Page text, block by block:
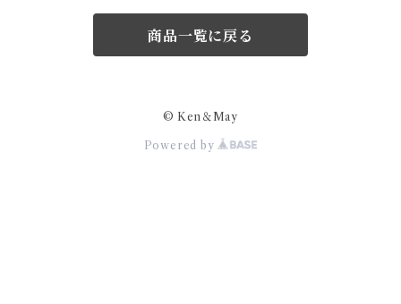
商品一覧に戻る
© Ken＆May
Powered by